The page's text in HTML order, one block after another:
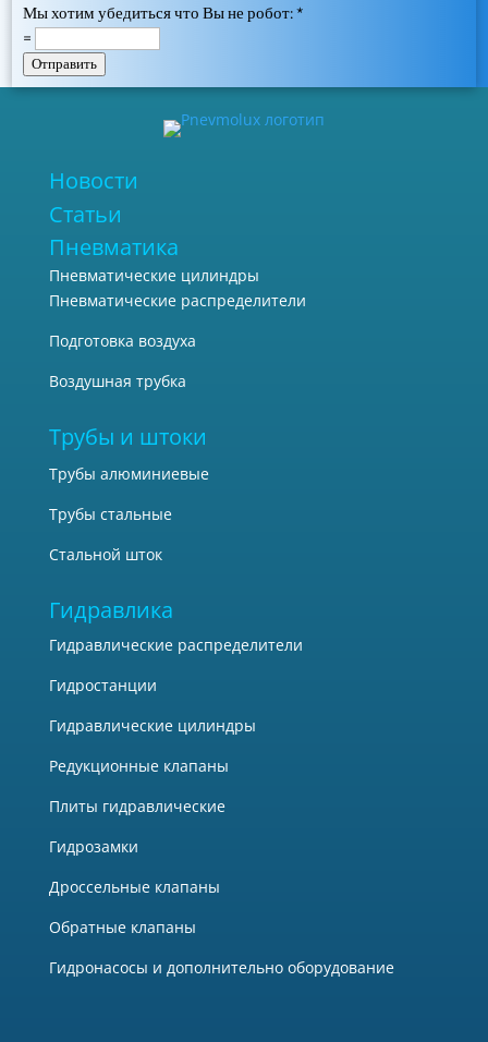
Мы хотим убедиться что Вы не робот:*
=
Отправить
Новости
Статьи
Пневматика
Пневматические цилиндры
Пневматические распределители
Подготовка воздуха
Воздушная трубка
Трубы и штоки
Трубы алюминиевые
Трубы стальные
Стальной шток
Гидравлика
Гидравлические распределители
Гидростанции
Гидравлические цилиндры
Редукционные клапаны
Плиты гидравлические
Гидрозамки
Дроссельные клапаны
Обратные клапаны
Гидронасосы и дополнительно оборудование